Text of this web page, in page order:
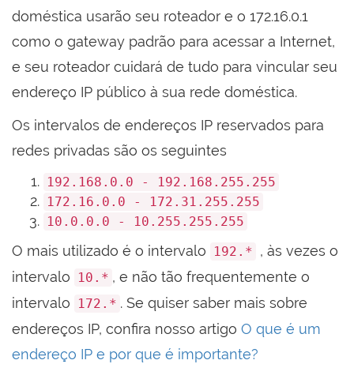
doméstica usarão seu roteador e o 172.16.0.1
como o gateway padrão para acessar a Internet,
e seu roteador cuidará de tudo para vincular seu
endereço IP público à sua rede doméstica.
Os intervalos de endereços IP reservados para
redes privadas são os seguintes
192.168.0.0 - 192.168.255.255
172.16.0.0 - 172.31.255.255
10.0.0.0 - 10.255.255.255
O mais utilizado é o intervalo 192.* , às vezes o
intervalo
10.* , e não tão frequentemente o
intervalo
172.* . Se quiser saber mais sobre
endereços IP, confira nosso artigo O que é um
endereço IP e por que é importante?